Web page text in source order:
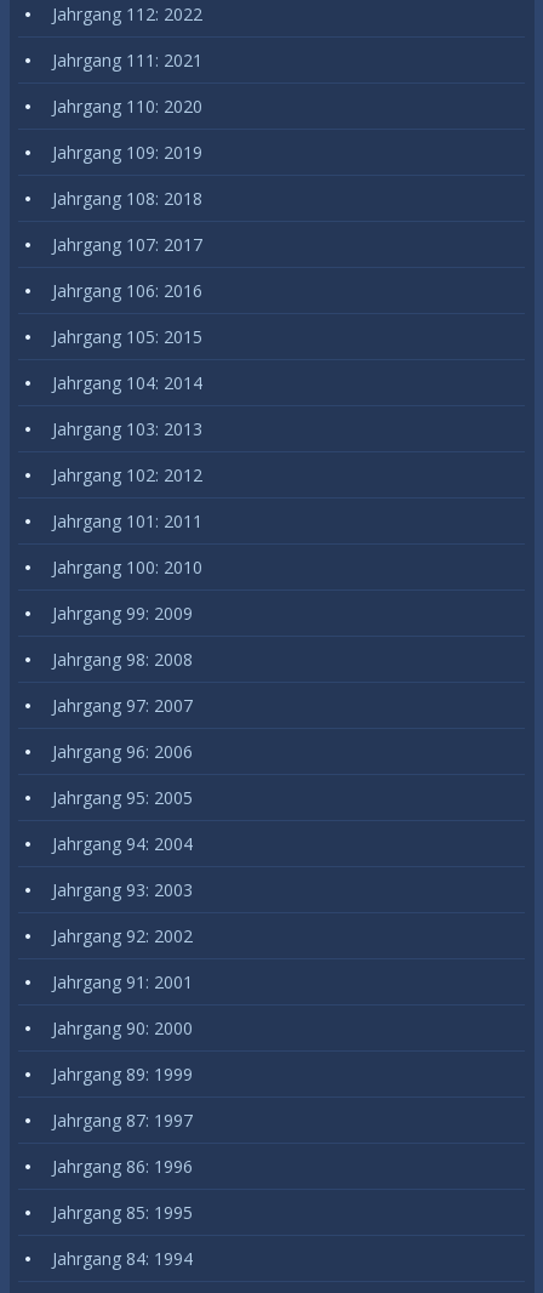
Jahrgang 112: 2022
Jahrgang 111: 2021
Jahrgang 110: 2020
Jahrgang 109: 2019
Jahrgang 108: 2018
Jahrgang 107: 2017
Jahrgang 106: 2016
Jahrgang 105: 2015
Jahrgang 104: 2014
Jahrgang 103: 2013
Jahrgang 102: 2012
Jahrgang 101: 2011
Jahrgang 100: 2010
Jahrgang 99: 2009
Jahrgang 98: 2008
Jahrgang 97: 2007
Jahrgang 96: 2006
Jahrgang 95: 2005
Jahrgang 94: 2004
Jahrgang 93: 2003
Jahrgang 92: 2002
Jahrgang 91: 2001
Jahrgang 90: 2000
Jahrgang 89: 1999
Jahrgang 87: 1997
Jahrgang 86: 1996
Jahrgang 85: 1995
Jahrgang 84: 1994